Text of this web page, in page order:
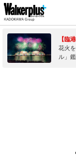
【臨
花火
ル」